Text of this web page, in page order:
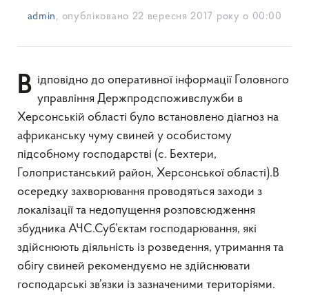
admin , опубліковано 22 вересня 2017 року о 00:00
Відповідно до оперативної інформації Головного управління Держпродспоживслужби в
Херсонській області було встановлено діагноз на
африканську чуму свиней у особистому
підсобному господарстві (с. Бехтери,
Голопристанський район, Херсонської області).В
осередку захворювання проводяться заходи з
локалізації та недопущення розповсюдження
збудника АЧС.Суб’єктам господарювання, які
здійснюють діяльність із розведення, утримання та
обігу свиней рекомендуємо не здійснювати
господарські зв’язки із зазначеними територіями.